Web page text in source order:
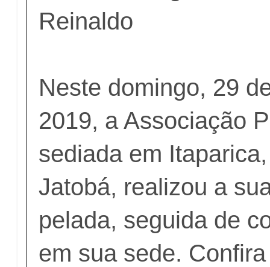
Reinaldo
Neste domingo, 29
2019, a Associação
sediada em
Jatobá, realizou a
pelada, seguida de
em sua sede.